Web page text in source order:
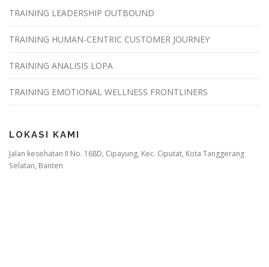
TRAINING LEADERSHIP OUTBOUND
TRAINING HUMAN-CENTRIC CUSTOMER JOURNEY
TRAINING ANALISIS LOPA
TRAINING EMOTIONAL WELLNESS FRONTLINERS
LOKASI KAMI
Jalan kesehatan II No. 168D, Cipayung, Kec. Ciputat, Kota Tanggerang
Selatan, Banten